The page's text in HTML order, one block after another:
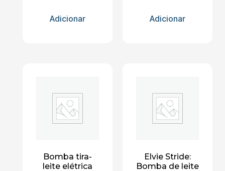
Adicionar Adicionar
Bomba tira-
leite elétrica
Elvie Stride:
Bomba de leite